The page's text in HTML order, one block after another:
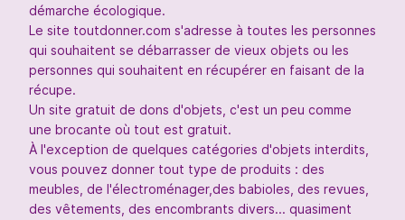
démarche écologique.
Le site toutdonner.com s'adresse à toutes les personnes
qui souhaitent se débarrasser de vieux objets ou les
personnes qui souhaitent en récupérer en faisant de la
récupe.
Un site gratuit de dons d'objets, c'est un peu comme
une brocante où tout est gratuit.
À l'exception de quelques catégories d'objets interdits,
vous pouvez donner tout type de produits : des
meubles, de l'électroménager,des babioles, des revues,
des vêtements, des encombrants divers... quasiment